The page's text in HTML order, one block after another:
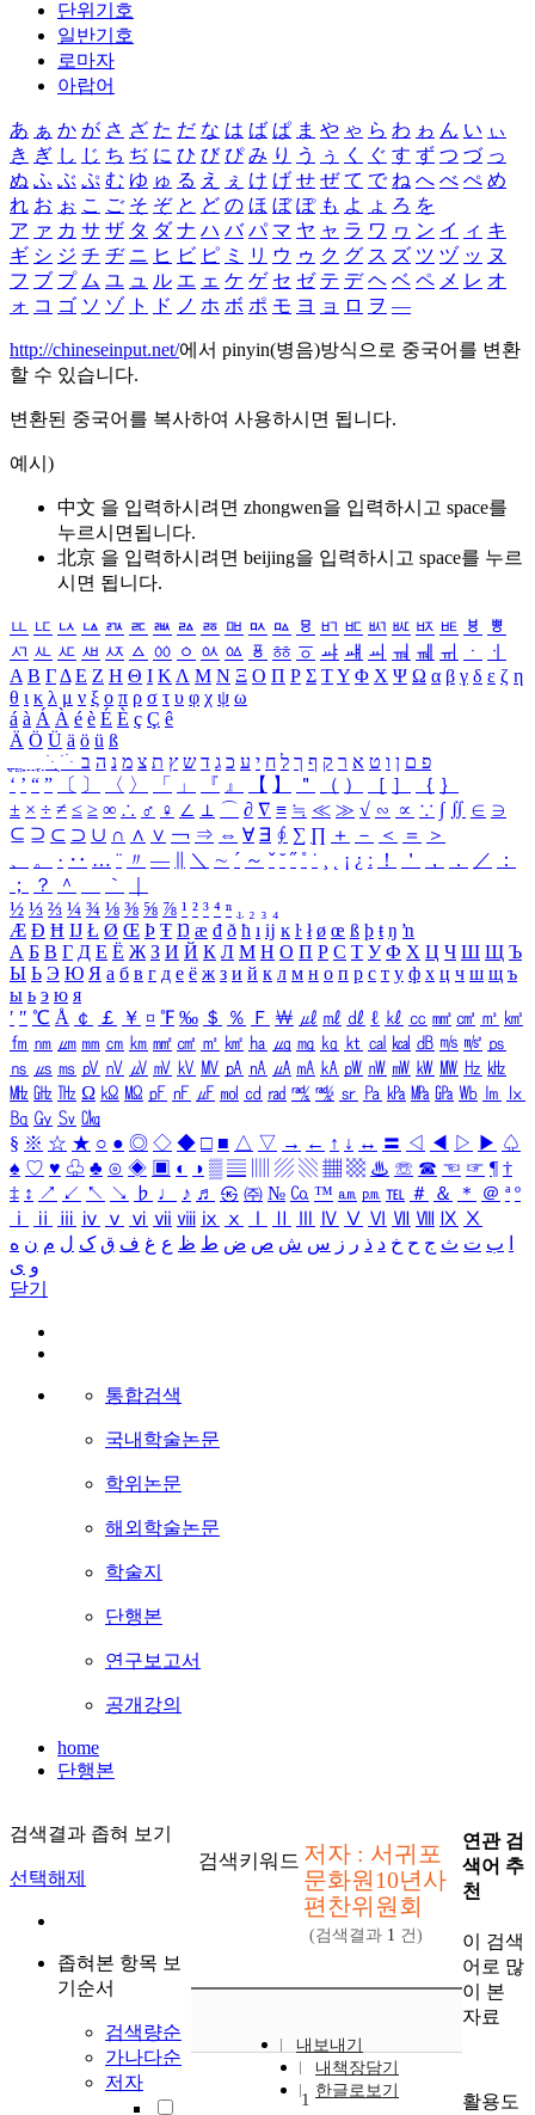
단위기호
일반기호
로마자
아랍어
あ ぁ か が さ ざ た だ な は ば ぱ ま や ゃ ら わ ゎ ん い ぃ
き ぎ し じ ち ぢ に ひ び ぴ み り う ぅ く ぐ す ず つ づ っ
ぬ ふ ぶ ぷ む ゆ ゅ る え ぇ け げ せ ぜ て で ね へ べ ぺ め
れ お ぉ こ ご そ ぞ と ど の ほ ぼ ぽ も よ ょ ろ を
ア ァ カ サ ザ タ ダ ナ ハ バ パ マ ヤ ャ ラ ワ ヮ ン イ ィ キ
ギ シ ジ チ ヂ ニ ヒ ビ ピ ミ リ ウ ゥ ク グ ス ズ ツ ヅ ッ ヌ
フ ブ プ ム ユ ュ ル エ ェ ケ ゲ セ ゼ テ デ ヘ ベ ペ メ レ オ
ォ コ ゴ ソ ゾ ト ド ノ ホ ボ ポ モ ヨ ョ ロ ヲ ―
http://chineseinput.net/에서 pinyin(병음)방식으로 중국어를 변환
할 수 있습니다.
변환된 중국어를 복사하여 사용하시면 됩니다.
예시)
中文 을 입력하시려면 zhongwen을 입력하시고 space를
누르시면됩니다.
北京 을 입력하시려면 beijing을 입력하시고 space를 누르
시면 됩니다.
ㅥ ㅦ ㅧ ㅨ ㅩ ㅪ ㅫ ㅬ ㅭ ㅮ ㅯ ㅰ ㅱ ㅲ ㅳ ㅴ ㅵ ㅶ ㅷ ㅸ
ㅹ
ㅺ ㅻ ㅼ ㅽ ㅾ ㅿ ㆀ ㆁ ㆂ ㆃ ㆄ ㆅ ㆆ ㆇ ㆈ ㆉ ㆊ ㆋ ㆌ ㆍ
ㆎ
Α Β ΓΔ Ε Ζ Η Θ Ι ΚΛ Μ Ν Ξ Ο Π Ρ Σ ΤΥ Φ Χ Ψ Ω α β γ δ ε ζ η
θ ι κ λ μ ν ξ ο π ρ σ τ υ φ χ ψ ω
á à Á À é è É È ç Ç ê
Ä Ö Ü ä ö ü ß
ִֶֹ ֻּ ׁׂ פ ם ן ו ט א ר ק ף ך ל ח י ע כ ג ד ש ץ ת צ מ נ ה ב
‘ ’ “ ” 〔 〕 〈 〉 「 」 『 』 【 】 ＂ （ ） ［ ］ ｛ ｝
± × ÷ ≠ ≤ ≥ ∞ ∴ ♂ ♀ ∠ ⊥ ⌒ ∂ ∇ ≡ ≒ ≪ ≫ √ ∽ ∝ ∵ ∫ ∬ ∈ ∋
⊆ ⊇ ⊂ ⊃ ∪ ∩ ∧ ∨ ￢ ⇒ ⇔ ∀ ∃ ∮ ∑ ∏ ＋ － ＜ ＝
＞
、
。 · ‥ … ¨ 〃 ― ＼ ∼ ´ ～ ˇ ˘ ˝ ˚ ˙ ¸ ¡ ¿ ː ！ ＇ ， ． ／
：
；
？ ＾ ｀
½ ⅓ ⅔ ¼ ¾ ⅛ ⅜ ⅝ ⅞ ¹ ² ³ ⁴ ⁿ ₁ ₂ ₃ ₄
Æ Ð Ħ Ĳ Ł Ø Œ Þ Ŧ Ŋ æ đ ð ħ ı ĳ ĸ ŀ ł ø œ ß þ ŧ ŋ ŉ
А Б В Г Д Е Ё Ж З И Й К Л М Н О П Р С Т У Ф Х Ц Ч Ш Щ Ъ
Ы Ь Э Ю Я а б в г д е ё ж з и й к л м н о п р с т у ф х ц ч ш щ ъ
ы ь э ю я
′ ″ ℃ Å ￠ ￡ ￥ ¤ ℉ ‰ ＄ ％ Ｆ ￦ ㎕ ㎖ ㎗ ℓ ㎘ ㏄ ㎣ ㎤ ㎥ ㎦
㎙ ㎚ ㎛ ㎜ ㎝ ㎞ ㎟ ㎠ ㎡ ㎢ ㏊ ㎍ ㎎ ㎏ ㏏ ㎈ ㎉ ㏈ ㎧ ㎨ ㎰
㎱ ㎲ ㎳ ㎴ ㎵ ㎶ ㎷ ㎸ ㎹ ㎀ ㎁ ㎂ ㎃ ㎄ ㎺ ㎻ ㎽ ㎾ ㎿ ㎐ ㎑
㎒ ㎓ ㎔ Ω ㏀ ㏁ ㎊ ㎋ ㎌ ㏖ ㏅ ㎭ ㎮ ㎯ ㏛ ㎩ ㎪ ㎫ ㎬ ㏝ ㏐
㏓
㏃ ㏉ ㏜ ㏆
§ ※ ☆ ★ ○ ● ◎ ◇ ◆ □ ■ △ ▽ → ← ↑ ↓ ↔ 〓 ◁ ◀ ▷ ▶ ♤
♠ ♡ ♥ ♧ ♣ ⊙ ◈ ▣ ◐ ◑ ▒ ▤ ▨ ▧ ▦ ▩ ♨ ☏ ☎ ☜ ☞ ¶ †
‡ ↕ ↗ ↙ ↖ ↘ ♭ ♩ ♪ ♬ ㉿ ㈜ № ㏇ ™ ㏂ ㏘ ℡ ＃ ＆ ＊ ＠ ª º
ⅰ
ⅱ ⅲ ⅳ ⅴ ⅵ ⅶ ⅷ ⅸ ⅹ Ⅳ Ⅴ Ⅵ Ⅶ Ⅷ Ⅸ Ⅹ
ب ت ث ج ح خ د ذ ر ز س ش ص ض ط ظ ع غ ف ق ک ل م ن ه
و ی
닫기
통합검색
국내학술논문
학위논문
해외학술논문
학술지
단행본
연구보고서
공개강의
home
단행본
검색결과 좁혀 보기
선택해제
좁혀본 항목 보
기순서
검색량순
가나다순
저자
검색키워드 저자 : 서귀포
문화원10년사
편찬위원회
(검색결과 1 건)
내보내기
내책장담기
한글로보기
1
연관 검
색어 추
천
이 검색
어로 많
이 본
자료
활용도